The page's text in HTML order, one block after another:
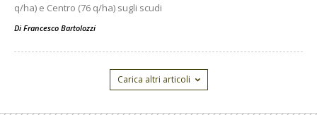
q/ha) e Centro (76 q/ha) sugli scudi
Di Francesco Bartolozzi
Carica altri articoli